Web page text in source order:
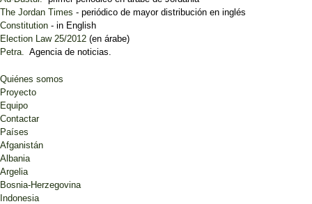
The Jordan Times - periódico de mayor distribución en inglés
Constitution - in English
Election Law 25/2012 (en árabe)
Petra. Agencia de noticias.
Quiénes somos
Proyecto
Equipo
Contactar
Países
Afganistán
Albania
Argelia
Bosnia-Herzegovina
Indonesia